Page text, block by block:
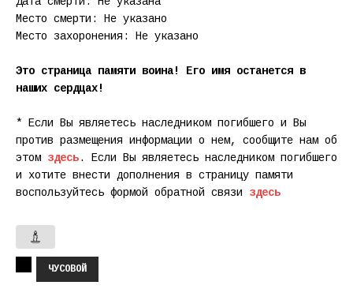
Место смерти: Не указано
Место захоронения: Не указано
Это страница памяти воина! Его имя останется в
наших сердцах!
* Если Вы являетесь наследником погибшего и Вы
против размещения информации о нем, сообщите нам об
этом здесь. Если Вы являетесь наследником погибшего
и хотите внести дополнения в страницу памяти
воспользуйтесь формой обратной связи здесь
ЧУСОВОЙ